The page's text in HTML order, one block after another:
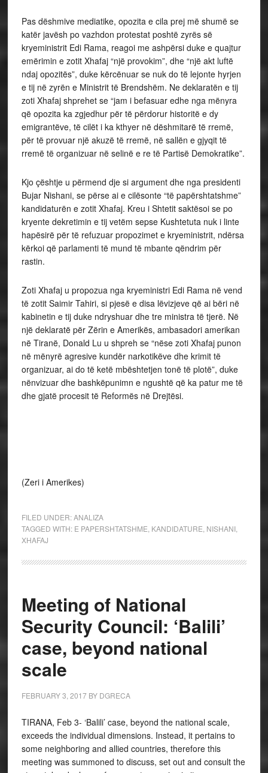
Pas dëshmive mediatike, opozita e cila prej më shumë se
katër javësh po vazhdon protestat poshtë zyrës së
kryeministrit Edi Rama, reagoi me ashpërsi duke e quajtur
emërimin e zotit Xhafaj “një provokim”, dhe “një akt luftë
ndaj opozitës”, duke kërcënuar se nuk do të lejonte hyrjen
e tij në zyrën e Ministrit të Brendshëm. Ne deklaratën e tij
zoti Xhafaj shprehet se “jam i befasuar edhe nga mënyra
që opozita ka zgjedhur për të përdorur historitë e dy
emigrantëve, të cilët i ka kthyer në dëshmitarë të rremë,
për të provuar një akuzë të rremë, në sallën e gjyqit të
rremë të organizuar në selinë e re të Partisë Demokratike”.
Kjo çështje u përmend dje si argument dhe nga presidenti
Bujar Nishani, se përse ai e cilësonte “të papërshtatshme”
kandidaturën e zotit Xhafaj. Kreu i Shtetit saktësoi se po
kryente dekretimin e tij vetëm sepse Kushtetuta nuk i linte
hapësirë për të refuzuar propozimet e kryeministrit, ndërsa
kërkoi që parlamenti të mund të mbante qëndrim për
rastin.
Zoti Xhafaj u propozua nga kryeministri Edi Rama në vend
të zotit Saimir Tahiri, si pjesë e disa lëvizjeve që ai bëri në
kabinetin e tij duke ndryshuar dhe tre ministra të tjerë. Në
një deklaratë për Zërin e Amerikës, ambasadori amerikan
në Tiranë, Donald Lu u shpreh se “nëse zoti Xhafaj punon
në mënyrë agresive kundër narkotikëve dhe krimit të
organizuar, ai do të ketë mbështetjen tonë të plotë”, duke
nënvizuar dhe bashkëpunimn e ngushtë që ka patur me të
dhe gjatë procesit të Reformës në Drejtësi.
(Zeri i Amerikes)
FILED UNDER:ANALIZA
TAGGED WITH: E PAPERSHTATSHME KANDIDATURE NISHANI,
XHAFAJ
Meeting of National
Security Council: ‘Balili’
case, beyond national
scale
FEBRUARY 3, 2017BY DGRECA
TIRANA, Feb 3- ‘Balili’ case, beyond the national scale,
exceeds the individual dimensions. Instead, it pertains to
some neighboring and allied countries, therefore this
meeting was summoned to discuss, set out and consult the